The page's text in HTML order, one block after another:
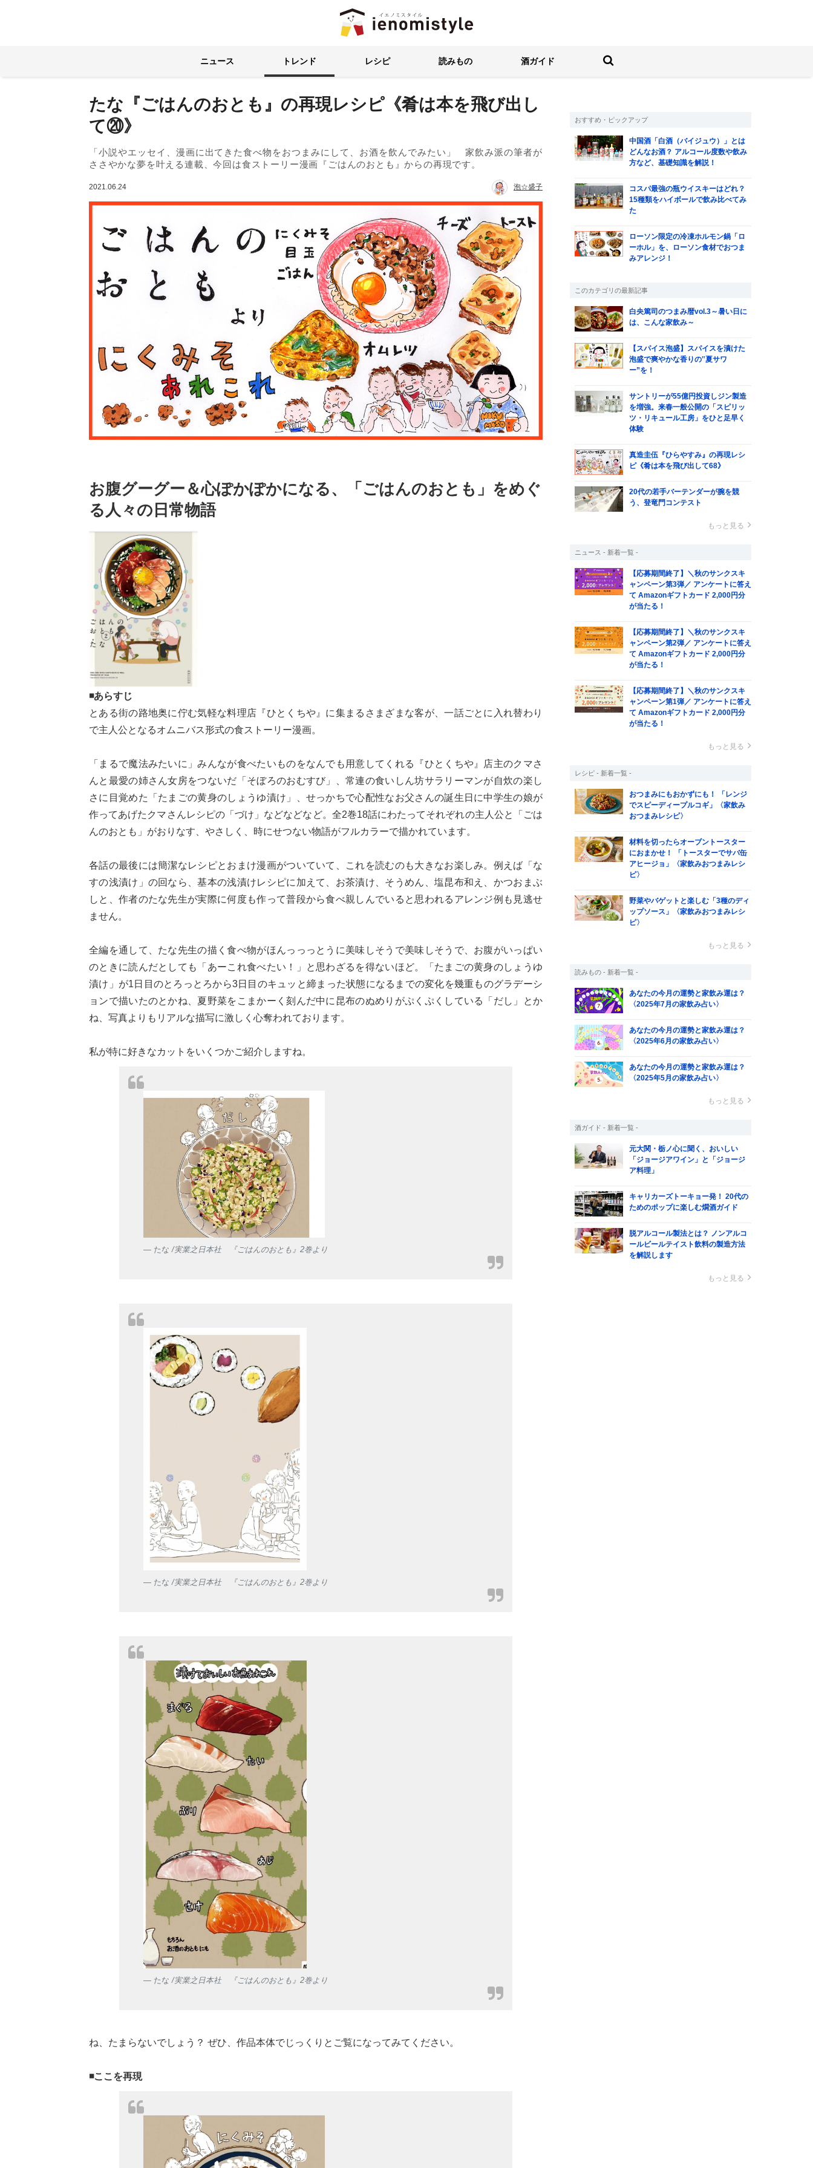
イエノミスタイル 家飲みを楽しむ人の情報サイト
ニュース トレンド レシピ 読みもの 酒ガイド 検索する
たな『ごはんのおとも』の再現レシピ《肴は本を飛び出し
て⑳》
「小説やエッセイ、漫画に出てきた食べ物をおつまみにして、お酒を飲んでみたい」 家飲み派の筆者が
ささやかな夢を叶える連載、今回は食ストーリー漫画『ごはんのおとも』からの再現です。
2021.06.24 泡☆盛子
お腹グーグー＆心ぽかぽかになる、「ごはんのおとも」をめぐ
る人々の日常物語
◾あらすじ
とある街の路地奥に佇む気軽な料理店『ひとくちや』に集まるさまざまな客が、一話ごとに入れ替わり
で主人公となるオムニバス形式の食ストーリー漫画。
「まるで魔法みたいに」みんなが食べたいものをなんでも用意してくれる『ひとくちや』店主のクマさ
んと最愛の姉さん女房をつないだ「そぼろのおむすび」、常連の食いしん坊サラリーマンが自炊の楽し
さに目覚めた「たまごの黄身のしょうゆ漬け」、せっかちで心配性なお父さんの誕生日に中学生の娘が
作ってあげたクマさんレシピの「づけ」などなどなど。全2巻18話にわたってそれぞれの主人公と「ごは
んのおとも」がおりなす、やさしく、時にせつない物語がフルカラーで描かれています。
各話の最後には簡潔なレシピとおまけ漫画がついていて、これを読むのも大きなお楽しみ。例えば「な
すの浅漬け」の回なら、基本の浅漬けレシピに加えて、お茶漬け、そうめん、塩昆布和え、かつおまぶ
しと、作者のたな先生が実際に何度も作って普段から食べ親しんでいると思われるアレンジ例も見逃せ
ません。
全編を通して、たな先生の描く食べ物がほんっっっとうに美味しそうで美味しそうで、お腹がいっぱい
のときに読んだとしても「あーこれ食べたい！」と思わざるを得ないほど。「たまごの黄身のしょうゆ
漬け」が1日目のとろっとろから3日目のキュッと締まった状態になるまでの変化を幾重ものグラデーシ
ョンで描いたのとかね、夏野菜をこまかーく刻んだ中に昆布のぬめりがぷくぷくしている「だし」とか
ね、写真よりもリアルな描写に激しく心奪われております。
私が特に好きなカットをいくつかご紹介しますね。
たな /実業之日本社 『ごはんのおとも』2巻より
たな /実業之日本社 『ごはんのおとも』2巻より
たな /実業之日本社 『ごはんのおとも』2巻より
ね、たまらないでしょう？ ぜひ、作品本体でじっくりとご覧になってみてください。
◾ここを再現
おすすめ・ピックアップ
中国酒「白酒（バイジュウ）」とは
どんなお酒？ アルコール度数や飲み
方など、基礎知識を解説！
コスパ最強の瓶ウイスキーはどれ？
15種類をハイボールで飲み比べてみ
た
ローソン限定の冷凍ホルモン鍋「ロ
ーホル」を、ローソン食材でおつま
みアレンジ！
このカテゴリの最新記事
白央篤司のつまみ暦vol.3～暑い日に
は、こんな家飲み～
【スパイス泡盛】スパイスを漬けた
泡盛で爽やかな香りの‟夏サワ
ー”を！
サントリーが55億円投資しジン製造
を増強。来春一般公開の「スピリッ
ツ・リキュール工房」をひと足早く
体験
真造圭伍『ひらやすみ』の再現レシ
ピ《肴は本を飛び出して68》
20代の若手バーテンダーが腕を競
う、登竜門コンテスト
もっと見る
ニュース - 新着一覧 -
【応募期間終了】＼秋のサンクスキ
ャンペーン第3弾／ アンケートに答え
て Amazonギフトカード 2,000円分
が当たる！
【応募期間終了】＼秋のサンクスキ
ャンペーン第2弾／ アンケートに答え
て Amazonギフトカード 2,000円分
が当たる！
【応募期間終了】＼秋のサンクスキ
ャンペーン第1弾／ アンケートに答え
て Amazonギフトカード 2,000円分
が当たる！
もっと見る
レシピ - 新着一覧 -
おつまみにもおかずにも！ 「レンジ
でスピーディープルコギ」〈家飲み
おつまみレシピ〉
材料を切ったらオーブントースター
におまかせ！ 「トースターでサバ缶
アヒージョ」〈家飲みおつまみレシ
ピ〉
野菜やバゲットと楽しむ「3種のディ
ップソース」〈家飲みおつまみレシ
ピ〉
もっと見る
読みもの - 新着一覧 -
あなたの今月の運勢と家飲み運は？
〈2025年7月の家飲み占い〉
あなたの今月の運勢と家飲み運は？
〈2025年6月の家飲み占い〉
あなたの今月の運勢と家飲み運は？
〈2025年5月の家飲み占い〉
もっと見る
酒ガイド - 新着一覧 -
元大関・栃ノ心に聞く、おいしい
「ジョージアワイン」と「ジョージ
ア料理」
キャリカーズトーキョー発！ 20代の
ためのポップに楽しむ燗酒ガイド
脱アルコール製法とは？ ノンアルコ
ールビールテイスト飲料の製造方法
を解説します
もっと見る